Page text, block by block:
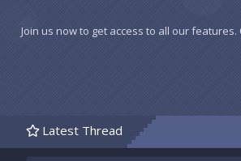
Join us now to get access to all our
Latest Thread